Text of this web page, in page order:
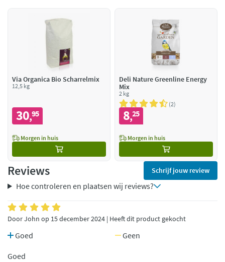
Via Organica Bio Scharrelmix
12,5 kg
30,95
Morgen in huis
Deli Nature Greenline Energy
Mix
2 kg
2
8,25
Morgen in huis
Reviews Schrijf jouw review
Hoe controleren en plaatsen wij reviews?
Door John op 15 december 2024 | Heeft dit product gekocht
Goed Geen
Goed